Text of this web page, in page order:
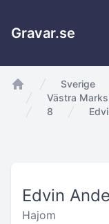
Gravar.se
app.Start
Sverige
Västra
8
Edvin
Hajom